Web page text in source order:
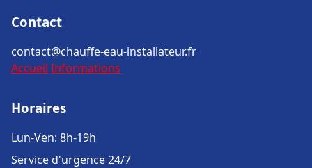
Contact
contact@chauffe-eau-installateur.fr
Accueil Informations
Horaires
Lun-Ven: 8h-19h
Service d'urgence 24/7